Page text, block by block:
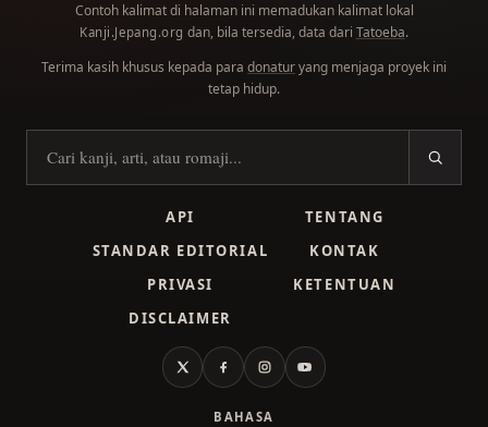
Contoh kalimat di halaman ini memadukan kalimat lokal
Kanji.Jepang.org dan, bila tersedia, data dari Tatoeba.
Terima kasih khusus kepada para donaturyang menjaga proyek ini
tetap hidup.
Cari kanji
API
TENTANG
STANDAR EDITORIAL
KONTAK
PRIVASI
KETENTUAN
DISCLAIMER
X FacebookInstagramYouTube
BAHASA